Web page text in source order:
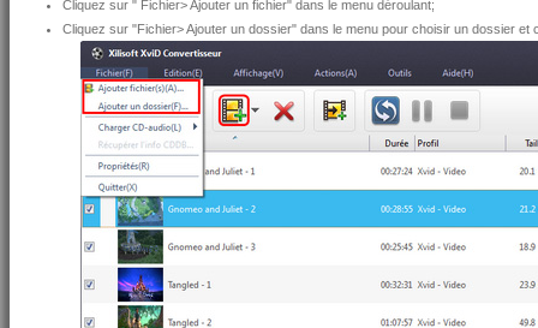
Cliquez sur " Fichier> Ajouter un fichier" dans le menu déroulant;
Cliquez sur "Fichier> Ajouter un dossier" dans le menu pour choisir un dossier